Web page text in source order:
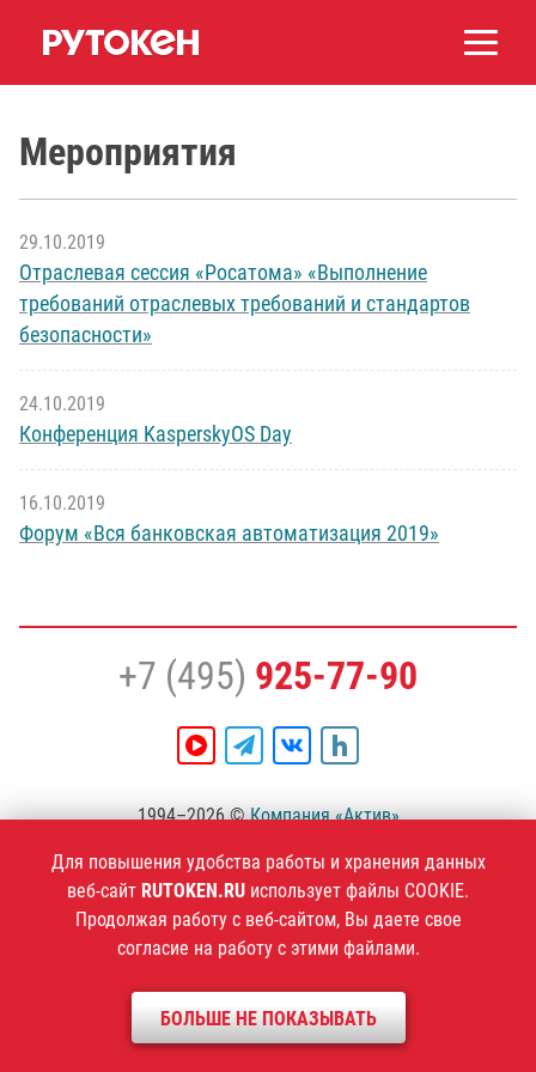
Мероприятия
29.10.2019
Отраслевая сессия «Росатома» «Выполнение
требований отраслевых требований и стандартов
безопасности»
24.10.2019
Конференция KasperskyOS Day
16.10.2019
Форум «Вся банковская автоматизация 2019»
+7 (495) 925-77-90
1994–2026 ©Компания «Актив»
Для повышения удобства работы и хранения данных
веб-сайт RUTOKEN.RU использует файлы COOKIE.
Продолжая работу с веб-сайтом, Вы даете свое
согласие на работу с этими файлами.
БОЛЬШЕ НЕ ПОКАЗЫВАТЬ